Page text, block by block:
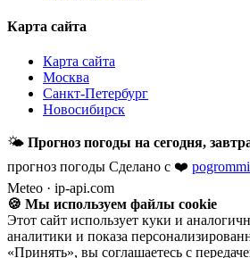
Карта сайта
Карта сайта
Москва
Санкт-Петербург
Новосибирск
🌤 Прогноз погоды на сегодня,
прогноз погоды Сделано с ❤️
Meteo · ip-api.com
🍪 Мы используем файлы cookie
Этот сайт использует куки и
аналитики и показа
«Принять», вы соглашаетесь с